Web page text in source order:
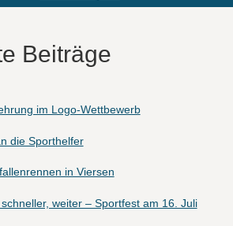
Beiträge
im Logo-Wettbewerb
die Sporthelfer
in Viersen
weiter – Sportfest am 16. Juli